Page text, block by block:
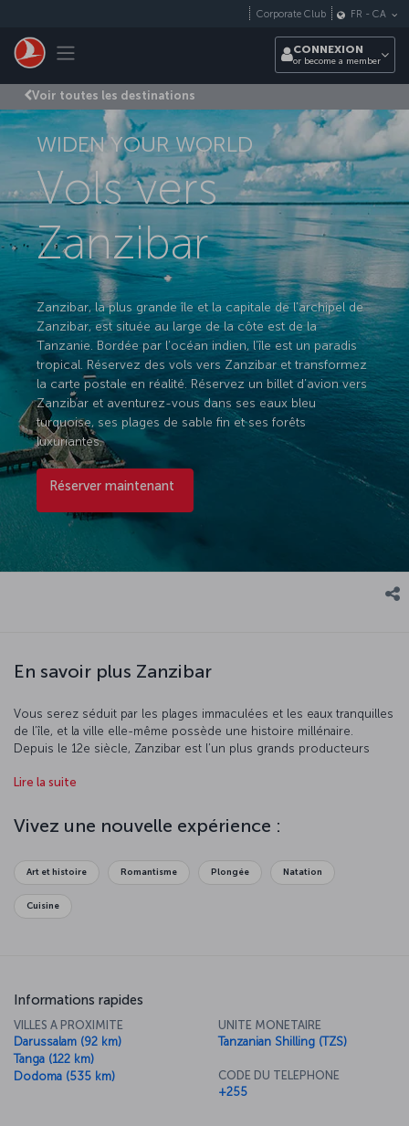
Toggle navigation
Corporate Club FR - CA
CONNEXION
or become a member
Voir toutes les destinations
WIDEN YOUR WORLD
Vols vers
Zanzibar
Zanzibar, la plus grande île et la capitale de l’archipel de
Zanzibar, est située au large de la côte est de la
Tanzanie. Bordée par l’océan indien, l’île est un paradis
tropical. Réservez des vols vers Zanzibar et transformez
la carte postale en réalité. Réservez un billet d’avion vers
Zanzibar et aventurez-vous dans ses eaux bleu
turquoise, ses plages de sable fin et ses forêts
luxuriantes.
Réserver maintenant
En savoir plus Zanzibar
Vous serez séduit par les plages immaculées et les eaux tranquilles
de l’île, et la ville elle-même possède une histoire millénaire.
Depuis le 12e siècle, Zanzibar est l’un plus grands producteurs
Réservez un billet d’avion vers Zanzibar et découvrez la Ville de
nombreuses cultures y ont élu racine au cours de l’histoire, et ses
bâtiments en pierre vous laisseront pantois. Réservez des vols vers
bois, de véritables œuvres d’art, qui peuplent les rues et semblent
Lire la suite
Vivez une nouvelle expérience :
Art et histoire Romantisme Plongée Natation
Cuisine
Informations rapides
VILLES A PROXIMITE
Darussalam (92 km)
Tanga (122 km)
Dodoma (535 km)
UNITE MONETAIRE
Tanzanian Shilling (TZS)
CODE DU TELEPHONE
+255